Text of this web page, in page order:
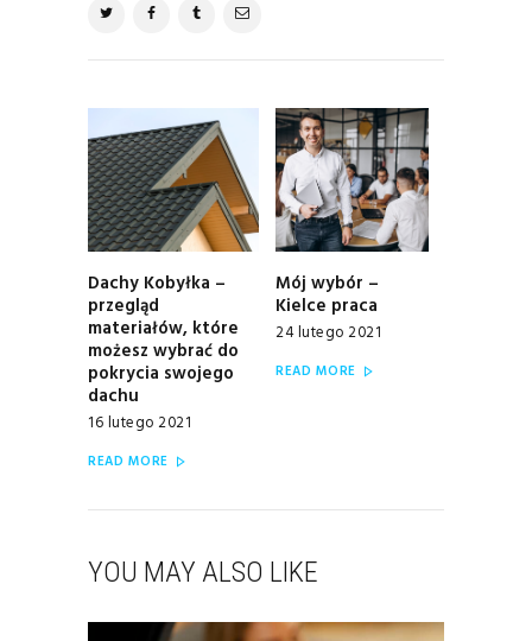
WPISU
Previous
post:
Dachy Kobyłka –
przegląd
materiałów, które
możesz wybrać do
pokrycia swojego
dachu
16 lutego 2021
READ MORE
Next
post:
Mój wybór –
Kielce praca
24 lutego 2021
READ MORE
YOU MAY ALSO LIKE